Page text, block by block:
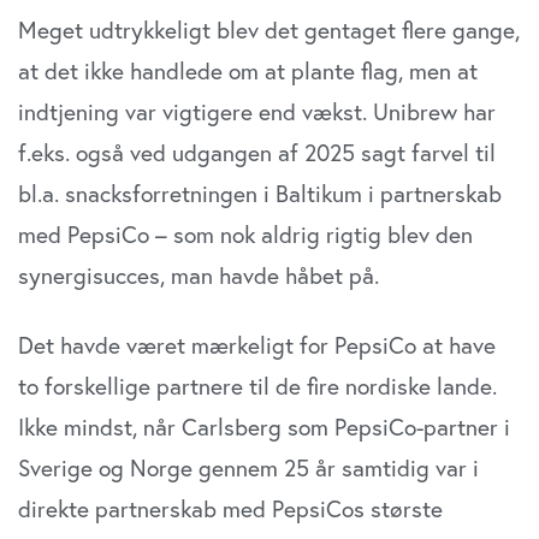
sociale medier, annonceringspartnere og
analysepartnere. Vores partnere kan kombinere disse
data med andre oplysninger, du har givet dem, eller som
de har indsamlet fra din brug af deres tjenester. Du
samtykker til vores cookies, hvis du fortsætter med at
anvende vores hjemmeside.
Meget udtrykkeligt blev det gentaget flere gange,
at det ikke handlede om at plante flag, men at
indtjening var vigtigere end vækst. Unibrew har
f.eks. også ved udgangen af 2025 sagt farvel til
bl.a. snacksforretningen i Baltikum i partnerskab
med PepsiCo – som nok aldrig rigtig blev den
synergisucces, man havde håbet på.
Det havde været mærkeligt for PepsiCo at have
to forskellige partnere til de fire nordiske lande.
Ikke mindst, når Carlsberg som PepsiCo-partner i
Sverige og Norge gennem 25 år samtidig var i
direkte partnerskab med PepsiCos største